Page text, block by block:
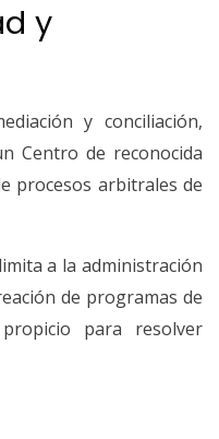
y
y conciliación,
Centro de reconocida
procesos arbitrales de
a la administración
de programas de
para resolver